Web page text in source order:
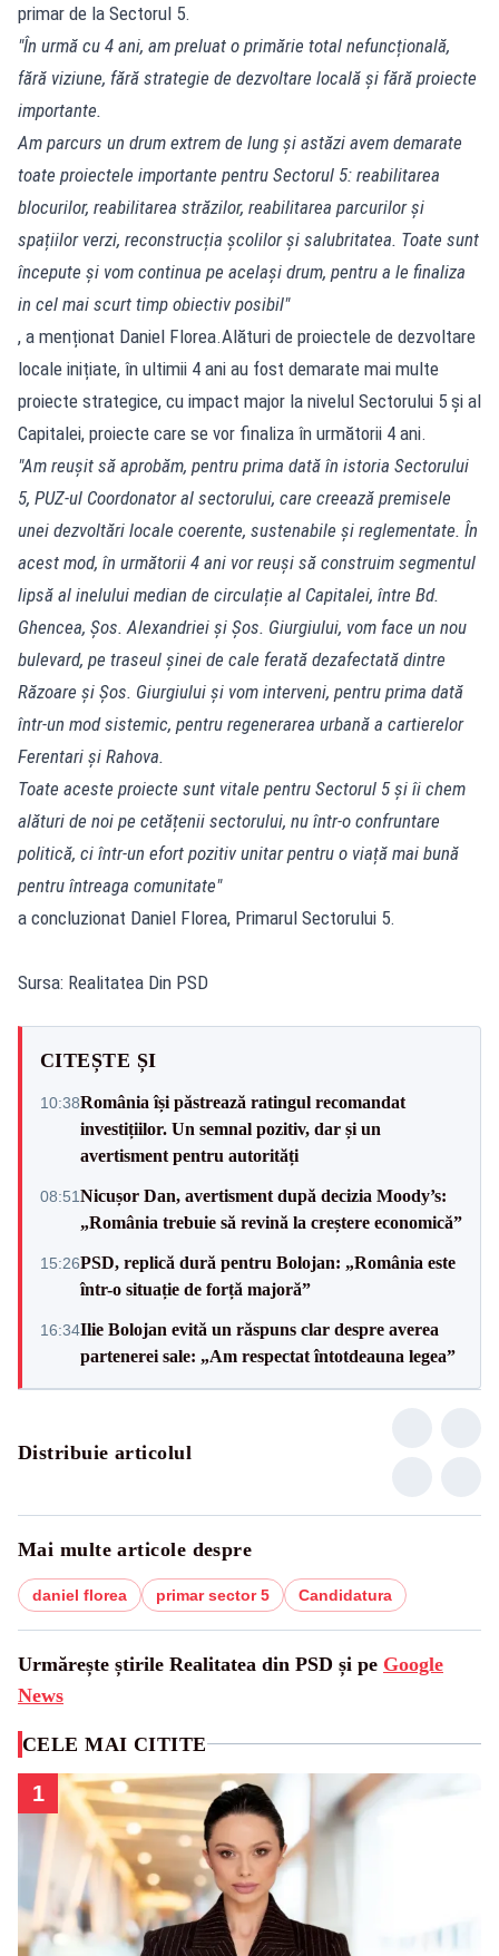
primar de la Sectorul 5.
"În urmă cu 4 ani, am preluat o primărie total nefuncțională,
fără viziune, fără strategie de dezvoltare locală și fără proiecte
importante.
Am parcurs un drum extrem de lung și astăzi avem demarate
toate proiectele importante pentru Sectorul 5: reabilitarea
blocurilor, reabilitarea străzilor, reabilitarea parcurilor și
spațiilor verzi, reconstrucția școlilor și salubritatea. Toate sunt
începute și vom continua pe același drum, pentru a le finaliza
in cel mai scurt timp obiectiv posibil"
, a menționat Daniel Florea.Alături de proiectele de dezvoltare
locale inițiate, în ultimii 4 ani au fost demarate mai multe
proiecte strategice, cu impact major la nivelul Sectorului 5 și al
Capitalei, proiecte care se vor finaliza în următorii 4 ani.
"Am reușit să aprobăm, pentru prima dată în istoria Sectorului
5, PUZ-ul Coordonator al sectorului, care creează premisele
unei dezvoltări locale coerente, sustenabile și reglementate. În
acest mod, în următorii 4 ani vor reuși să construim segmentul
lipsă al inelului median de circulație al Capitalei, între Bd.
Ghencea, Șos. Alexandriei și Șos. Giurgiului, vom face un nou
bulevard, pe traseul șinei de cale ferată dezafectată dintre
Răzoare și Șos. Giurgiului și vom interveni, pentru prima dată
într-un mod sistemic, pentru regenerarea urbană a cartierelor
Ferentari și Rahova.
Toate aceste proiecte sunt vitale pentru Sectorul 5 și îi chem
alături de noi pe cetățenii sectorului, nu într-o confruntare
politică, ci într-un efort pozitiv unitar pentru o viață mai bună
pentru întreaga comunitate"
a concluzionat Daniel Florea, Primarul Sectorului 5.
Sursa: Realitatea Din PSD
CITEȘTE ȘI
10:38România își păstrează ratingul recomandat
investițiilor. Un semnal pozitiv, dar și un
avertisment pentru autorități
08:51Nicușor Dan, avertisment după decizia Moody’s:
„România trebuie să revină la creștere economică”
15:26PSD, replică dură pentru Bolojan: „România este
într-o situație de forță majoră”
16:34Ilie Bolojan evită un răspuns clar despre averea
partenerei sale: „Am respectat întotdeauna legea”
Distribuie articolul
Mai multe articole despre
daniel florea primar sector 5 Candidatura
Urmărește știrile Realitatea din PSD și pe Google
News
CELE MAI CITITE
1